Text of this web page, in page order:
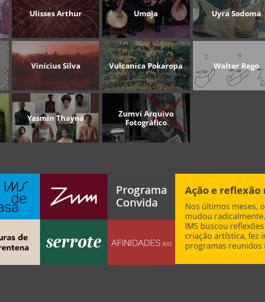
Ulisses Arthur Umoja Uyra Sodoma
Vinícius Silva Vulcanica Pokaropa Walter Rego
Yasmin Thayná
Zumví Arquivo
Fotográfico
Ação e
Nos últimos meses,
mudou
IMS buscou
criação artística, fez
programas reunidos